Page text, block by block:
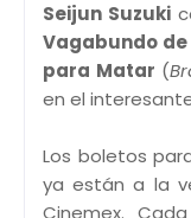
Seijun Suzuki
Vagabundo de
para Matar (
en el
Los boletos
ya están a la
Cinemex.